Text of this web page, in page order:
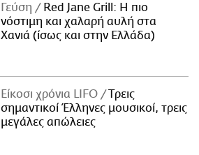
Γεύση
Red Jane Grill: Η πιο
νόστιμη και χαλαρή αυλή στα
Χανιά (ίσως και στην Ελλάδα)
Είκοσι χρόνια LIFO
Tρεις
σημαντικοί Έλληνες μουσικοί, τρεις
μεγάλες απώλειες